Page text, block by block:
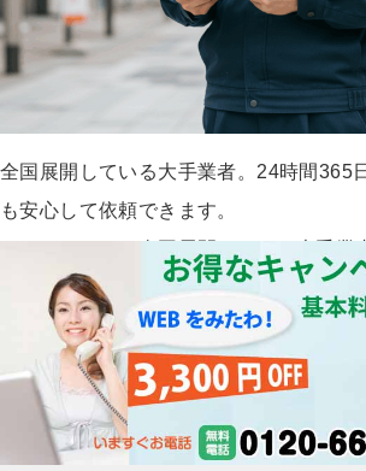
全国展開している大手業者。24時間365
も安心して依頼できます。
クラシアンは、全国展開している大手業
く、安心して依頼することができます
で、急なトラブルにも迅速に対応してく
コールセンターも充実しており、電話で
ます。
ただし、料金は他の業者に比べて高めに